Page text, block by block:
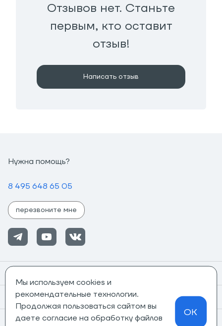
Отзывов нет. Станьте
первым, кто оставит
отзыв!
Написать отзыв
Нужна помощь?
8 495 648 65 05
перезвоните мне
Информация
О компании
Мы используем cookies и
рекомендательные технологии.
Продолжая пользоваться сайтом вы
даете согласие на обработку файлов
OK